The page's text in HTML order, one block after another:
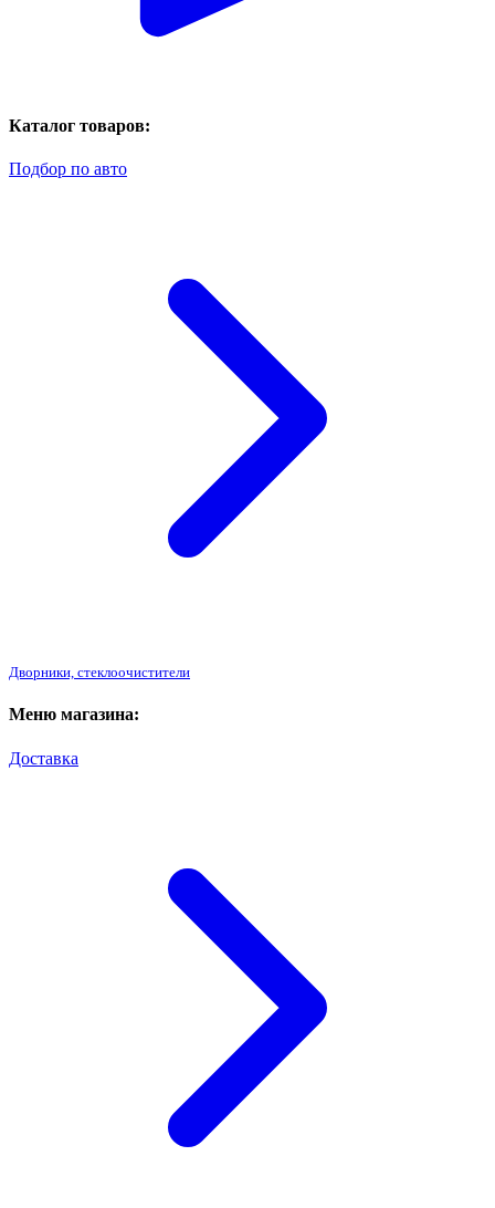
Каталог товаров:
Подбор по авто
Дворники, стеклоочистители
Меню магазина:
Доставка